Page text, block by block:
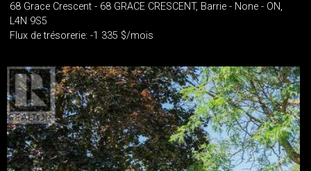
68 Grace Crescent - 68 GRACE CRESCENT, Barrie - None - ON,
L4N 9S5
Flux de trésorerie: -1 335 $/mois